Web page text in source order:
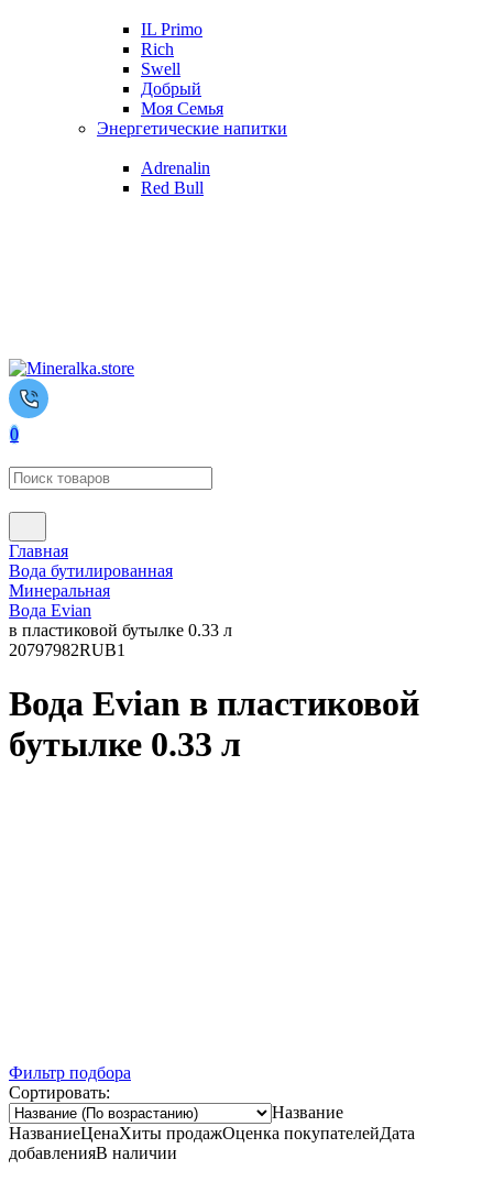
IL Primo
Rich
Swell
Добрый
Моя Семья
Энергетические напитки
Adrenalin
Red Bull
0
Главная
Вода бутилированная
Минеральная
Вода Evian
в пластиковой бутылке 0.33 л
20797982RUB1
Вода Evian в пластиковой
бутылке 0.33 л
Фильтр подбора
Сортировать:
Название
НазваниеЦенаХиты продажОценка покупателейДата
добавленияВ наличии